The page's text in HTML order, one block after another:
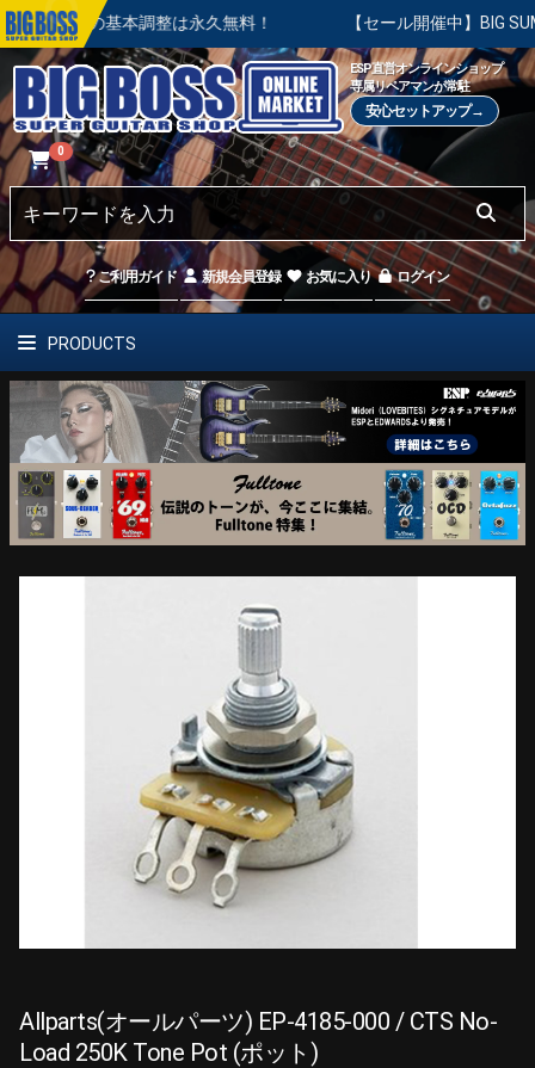
入後の基本調整は永久無料！ 【セール開催中】BIG
ESP直営オンラインショップ
専属リペアマンが常駐
安心セットアップ→
0
ご利用ガイド 新規会員登録 お気に入り ログイン
PRODUCTS
Allparts(オールパーツ) EP-4185-000 / CTS No-
Load 250K Tone Pot (ポット)